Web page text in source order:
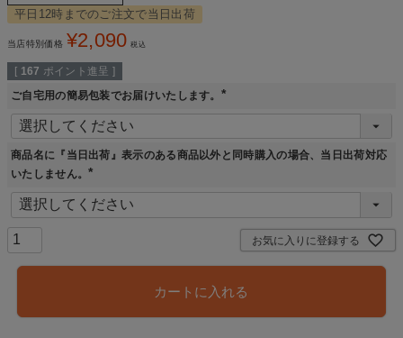
平日12時までのご注文で当日出荷
当店特別価格 ¥2,090 税込
[ 167 ポイント進呈 ]
ご自宅用の簡易包装でお届けいたします。
必
)
商品名に『当日出荷』表示のある商品以外と同時購入の場合、当日出荷対応
いたしません。
必
須
)
お気に入りに登録する
カートに入れる